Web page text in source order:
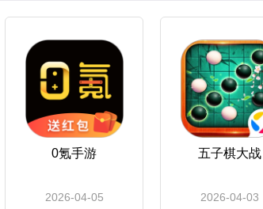
0氪手游
2026-04-05
五子棋大战
2026-04-03